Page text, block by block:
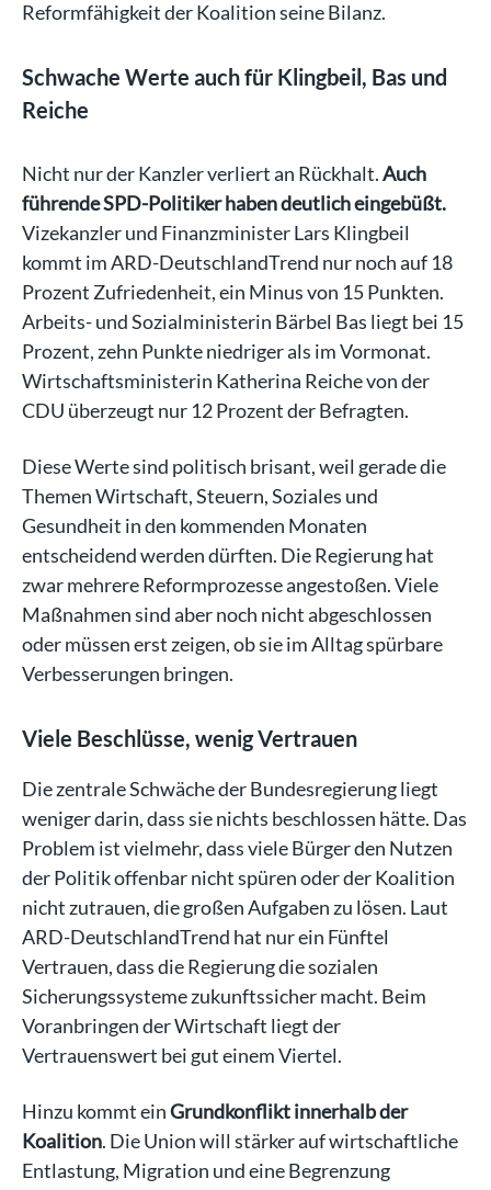
Reformfähigkeit der Koalition seine Bilanz.
Schwache Werte auch für Klingbeil, Bas und
Reiche
Nicht nur der Kanzler verliert an Rückhalt.Auch
führende SPD-Politiker haben deutlich eingebüßt.
Vizekanzler und Finanzminister Lars Klingbeil
kommt im ARD-DeutschlandTrend nur noch auf 18
Prozent Zufriedenheit, ein Minus von 15 Punkten.
Arbeits- und Sozialministerin Bärbel Bas liegt bei 15
Prozent, zehn Punkte niedriger als im Vormonat.
Wirtschaftsministerin Katherina Reiche von der
CDU überzeugt nur 12 Prozent der Befragten.
Diese Werte sind politisch brisant, weil gerade die
Themen Wirtschaft, Steuern, Soziales und
Gesundheit in den kommenden Monaten
entscheidend werden dürften. Die Regierung hat
zwar mehrere Reformprozesse angestoßen. Viele
Maßnahmen sind aber noch nicht abgeschlossen
oder müssen erst zeigen, ob sie im Alltag spürbare
Verbesserungen bringen.
Viele Beschlüsse, wenig Vertrauen
Die zentrale Schwäche der Bundesregierung liegt
weniger darin, dass sie nichts beschlossen hätte. Das
Problem ist vielmehr, dass viele Bürger den Nutzen
der Politik offenbar nicht spüren oder der Koalition
nicht zutrauen, die großen Aufgaben zu lösen. Laut
ARD-DeutschlandTrend hat nur ein Fünftel
Vertrauen, dass die Regierung die sozialen
Sicherungssysteme zukunftssicher macht. Beim
Voranbringen der Wirtschaft liegt der
Vertrauenswert bei gut einem Viertel.
Hinzu kommt einGrundkonflikt innerhalb der
Koalition. Die Union will stärker auf wirtschaftliche
Entlastung, Migration und eine Begrenzung